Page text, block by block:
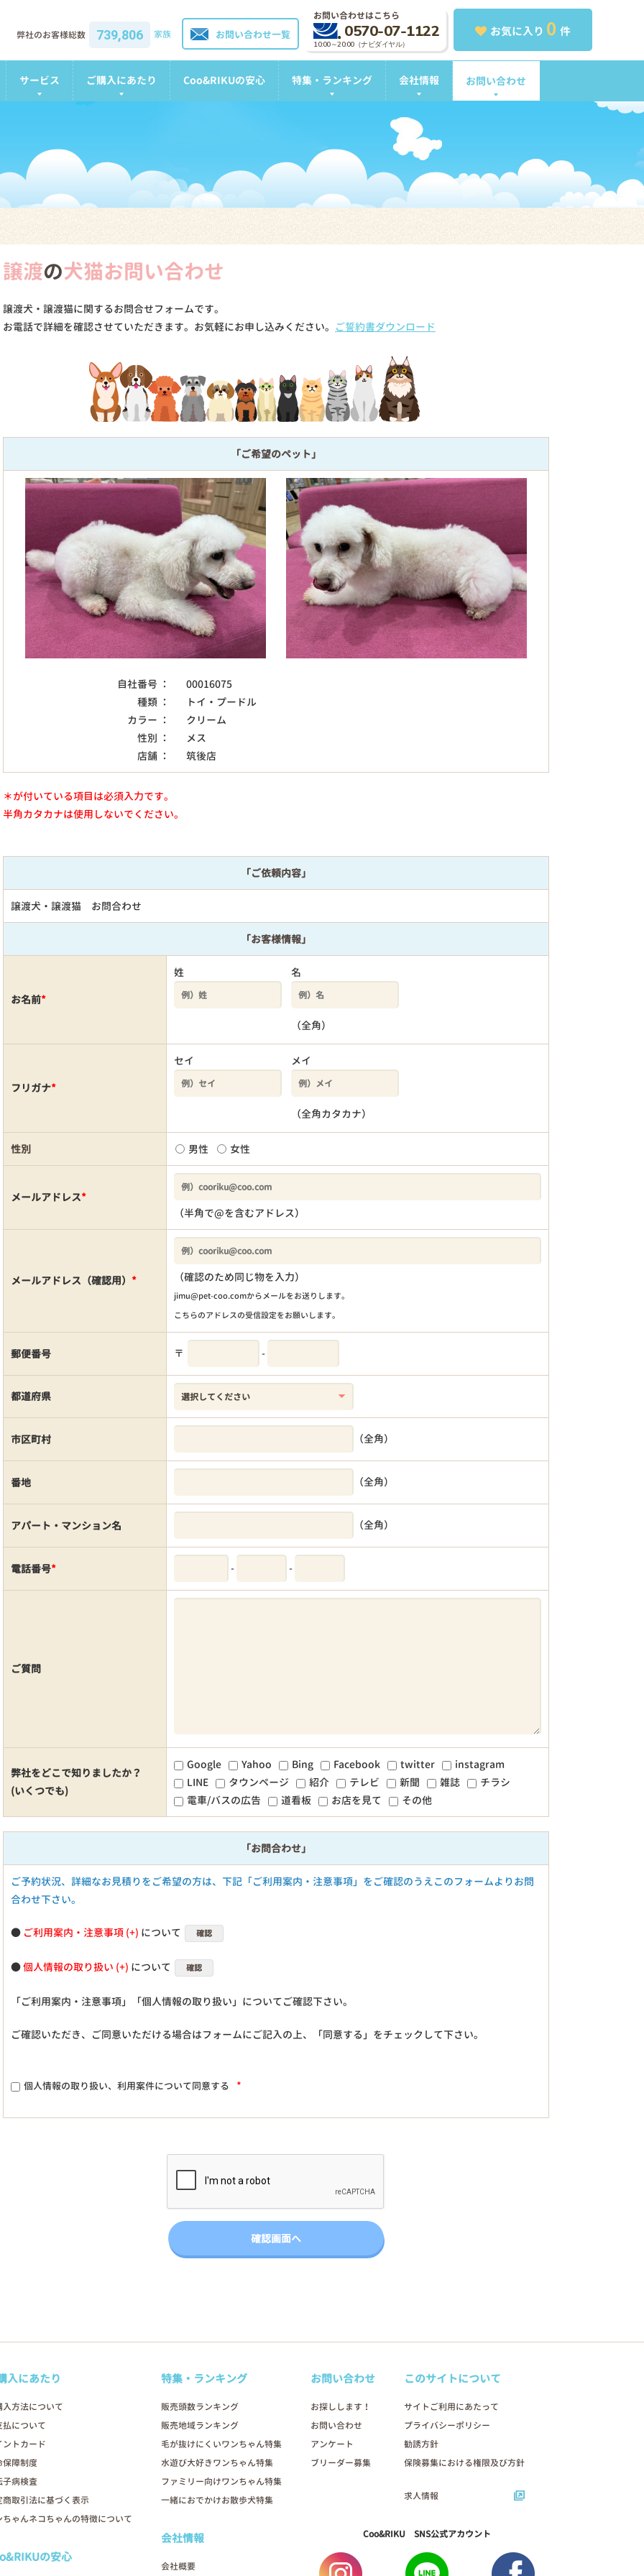
お気に入り 0 件
お問い合わせはこちら
0570-07-1122
10:00～20:00（ナビダイヤル）
お問い合わせ一覧
弊社のお客様総数 739,806 家族
サービス ご購入にあたり Coo&RIKUの安心 特集・ランキング 会社情報 お問い合わせ
譲渡の犬猫お問い合わせ
譲渡犬・譲渡猫に関するお問合せフォームです。
お電話で詳細を確認させていただきます。お気軽にお申し込みください。 ご誓約書ダウンロード
「ご希望のペット」
自社番号 ：
00016075
種類 ：
トイ・プードル
カラー ：
クリーム
性別 ：
メス
店舗 ：
筑後店
＊が付いている項目は必須入力です。
半角カタカナは使用しないでください。
「ご依頼内容」
譲渡犬・譲渡猫 お問合わせ
「お客様情報」
お名前*
姓 名
（全角）
フリガナ*
セイ メイ
（全角カタカナ）
性別 男性 女性
メールアドレス*
（半角で@を含むアドレス）
メールアドレス（確認用） * （確認のため同じ物を入力）
jimu@pet-coo.comからメールをお送りします。
こちらのアドレスの受信設定をお願いします。
郵便番号 〒 -
都道府県
市区町村 （全角）
番地 （全角）
アパート・マンション名 （全角）
電話番号* - -
ご質問
弊社をどこで知りましたか？
(いくつでも)
Google Yahoo Bing Facebook twitter
instagram
LINE
タウンページ 紹介 テレビ 新聞 雑誌
チラシ
電車/バスの広告
道看板 お店を見て その他
「お問合わせ」
ご予約状況、詳細なお見積りをご希望の方は、下記「ご利用案内・注意事項」をご確認のうえこのフォームよりお問
合わせ下さい。
● ご利用案内・注意事項 について 確認
●個人情報の取り扱い について 確認
「ご利用案内・注意事項」「個人情報の取り扱い」についてご確認下さい。
ご確認いただき、ご同意いただける場合はフォームにご記入の上、「同意する」をチェックして下さい。
個人情報の取り扱い、利用案件について同意する *
入にあたり
入方法について
払について
ントカード
保障制度
子病検査
商取引法に基づく表示
ちゃんネコちゃんの特徴について
の安心
特集・ランキング
販売頭数ランキング
販売地域ランキング
毛が抜けにくいワンちゃん特集
水遊び大好きワンちゃん特集
ファミリー向けワンちゃん特集
一緒におでかけお散歩犬特集
会社情報
会社概要
お問い合わせ
お探しします！
お問い合わせ
アンケート
ブリーダー募集
このサイトについて
サイトご利用にあたって
プライバシーポリシー
勧誘方針
保険募集における権限及び方針
求人情報
Coo&RIKU SNS公式アカウント